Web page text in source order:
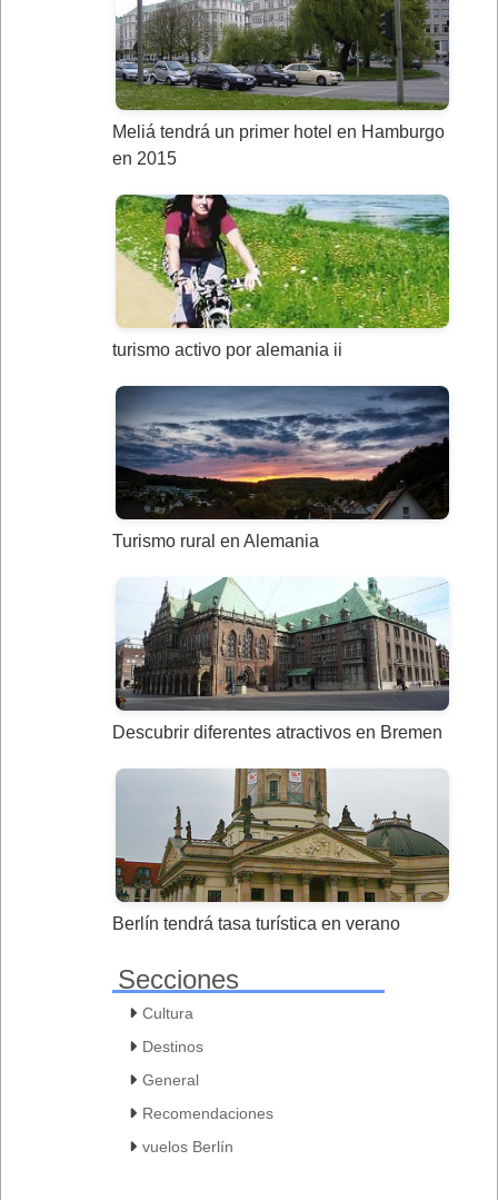
Meliá tendrá un primer hotel en Hamburgo
en 2015
turismo activo por alemania ii
Turismo rural en Alemania
Descubrir diferentes atractivos en Bremen
Berlín tendrá tasa turística en verano
Secciones
Cultura
Destinos
General
Recomendaciones
vuelos Berlín